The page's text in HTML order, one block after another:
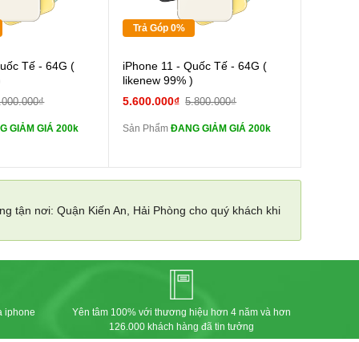
Cường lực 10D full
tai nghe iPhone 6S
Pin dự phòng và
Tế - 64G (
GIẢM GIÁ 200k
Trả Góp 0%
Tặng
Cường lực 10D full
màn
tai nghe iPhone 6S
Pin dự phòng và
iPhone 11 - Quốc Tế - 64G (
likenew 99% )
5.600.000₫ 5.800.000₫
Sản PhẩmĐANG GIẢM GIÁ 200k
tận nơi: Quận Kiến An, Hải Phòng cho quý khách khi
iphone
Yên tâm 100% với thương hiệu hơn 4 năm và hơn
126.000 khách hàng đã tin tưởng